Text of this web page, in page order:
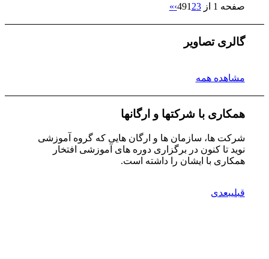
صفحه 1 از 49 1 23
›
»
گالری تصاویر
مشاهده همه
همکاری با شرکتها و ارگانها
شرکت ها، سازمان ها و ارگان هایی که گروه آموزشی
نوید تا کنون در برگزاری دوره های آموزشی افتخار
همکاری با ایشان را داشته است.
قبلیبعدی